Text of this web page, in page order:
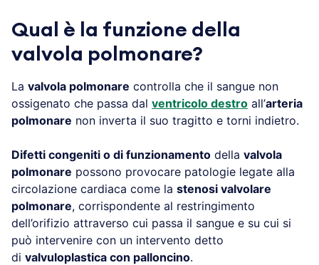
Qual è la funzione della
valvola polmonare?
La valvola polmonare controlla che il sangue non
ossigenato che passa dal ventricolo destro all’arteria
polmonare non inverta il suo tragitto e torni indietro.
Difetti congeniti o di funzionamento della valvola
polmonare possono provocare patologie legate alla
circolazione cardiaca come la stenosi valvolare
polmonare, corrispondente al restringimento
dell’orifizio attraverso cui passa il sangue e su cui si
può intervenire con un intervento detto
di valvuloplastica con palloncino.